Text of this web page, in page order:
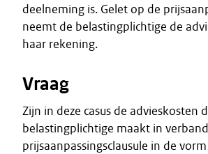
deelneming is. Gelet op de
neemt de belastingplichtige de
haar rekening.
Vraag
Zijn in deze casus de advieskosten
belastingplichtige maakt in
prijsaanpassingsclausule in de